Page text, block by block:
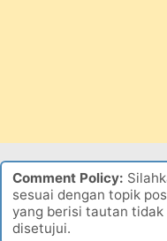
Comment Policy:
sesuai dengan topik
yang berisi tautan
disetujui.